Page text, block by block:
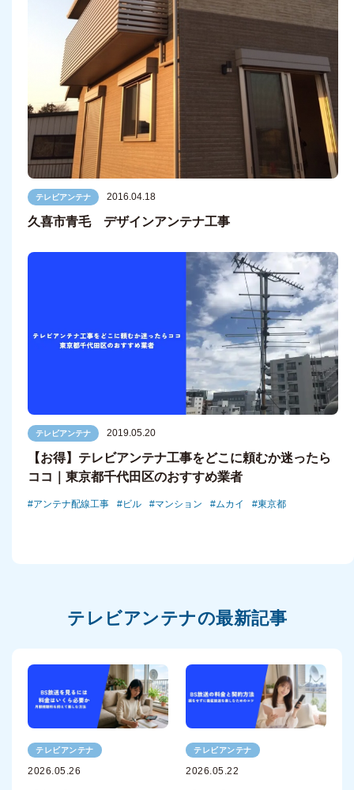
テレビアンテナ 2016.04.18
久喜市青毛 デザインアンテナ工事
テレビアンテナ 2019.05.20
【お得】テレビアンテナ工事をどこに頼むか迷ったら
ココ｜東京都千代田区のおすすめ業者
アンテナ配線工事 ビル マンション ムカイ 東京都
テレビアンテナの最新記事
テレビアンテナ
2026.05.26
テレビアンテナ
2026.05.22